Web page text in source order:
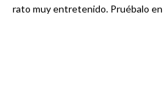
rato muy entretenido. Pruébalo en